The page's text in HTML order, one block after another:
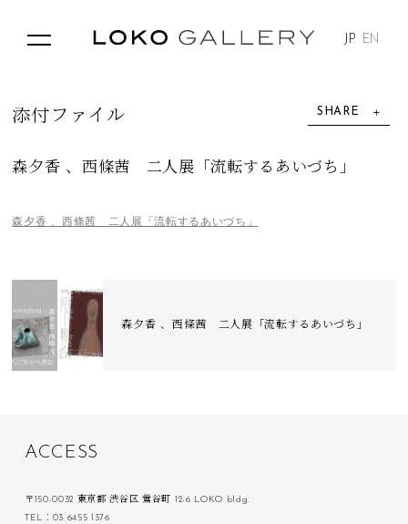
JP EN
SHARE
添付 フ ァ イ ル
森夕香 、西條茜 二人展「流転するあいづち」
森夕香 、西條茜 二人展「流転するあいづち」
森夕香 、西條茜 二人展「流転するあいづち」
ACC ESS
〒150-0032 東京都 渋谷区 鶯谷町 12-6 LOKO bldg.
TEL：03 6455 1376